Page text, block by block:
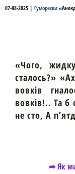
07-08-2025 | Гуморески «
«Чого,
сталось?»
вовків
вовків!.. Та б
не сто, А
➦ Як